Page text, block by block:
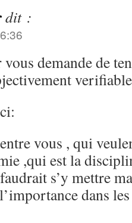
dit :
vous demande de
vous , qui
,qui est la
s’y mettre
dans